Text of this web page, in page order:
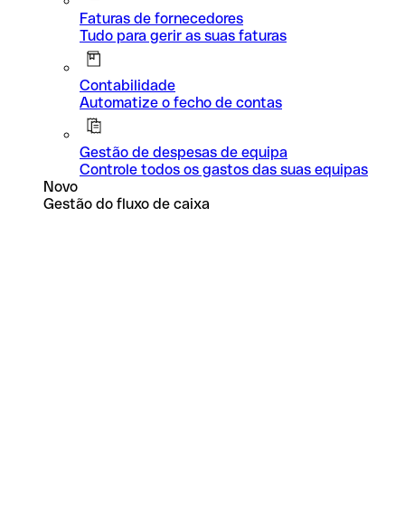
Faturas de fornecedores
Tudo para gerir as suas faturas
Contabilidade
Automatize o fecho de contas
Gestão de despesas de equipa
Controle todos os gastos das suas equipas
Novo
Gestão do fluxo de caixa